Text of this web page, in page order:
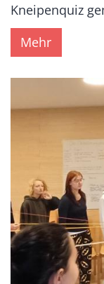
Kneipenquiz
Mehr